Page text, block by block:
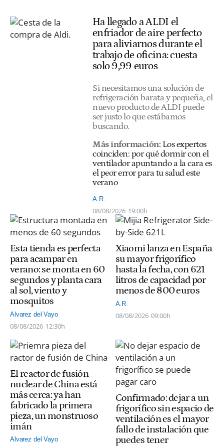
Ha llegado a ALDI el
enfriador de aire perfecto
para aliviarnos durante el
trabajo de oficina: cuesta
solo 9,99 euros
Si necesitamos una solución de
refrigeración barata y pequeña, el
nuevo producto de ALDI puede
ser justo lo que estábamos
buscando.
Más información: Los expertos
coinciden: por qué dormir con el
ventilador apuntando a la cara es
el peor error para tu salud este
verano
A.R.
08/08/2026 19:00h
Esta tienda es perfecta
para acampar en
verano: se monta en 60
segundos y planta cara
al sol, viento y
mosquitos
Alvarez del Vayo
08/08/2026 12:30h
Xiaomi lanza en España
su mayor frigorífico
hasta la fecha, con 621
litros de capacidad por
menos de 800 euros
A.R.
08/08/2026 09:00h
El reactor de fusión
nuclear de China está
más cerca: ya han
fabricado la primera
pieza, un monstruoso
imán
Alvarez del Vayo
Confirmado: dejar a un
frigorífico sin espacio de
ventilación es el mayor
fallo de instalación que
puedes tener